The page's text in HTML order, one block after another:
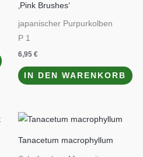
‚Pink Brushes‘
japanischer Purpurkolben
P 1
6,95 €
IN DEN WARENKORB
Tanacetum macrophyllum